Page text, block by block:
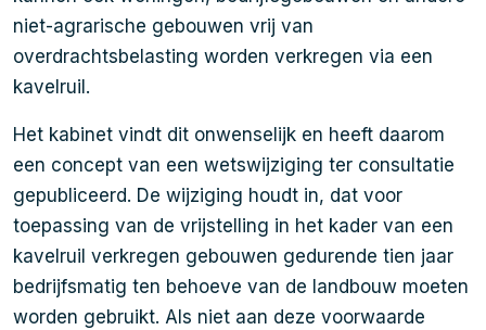
niet-agrarische gebouwen vrij van
overdrachtsbelasting worden verkregen via een
kavelruil.
Het kabinet vindt dit onwenselijk en heeft daarom
een concept van een wetswijziging ter consultatie
gepubliceerd. De wijziging houdt in, dat voor
toepassing van de vrijstelling in het kader van een
kavelruil verkregen gebouwen gedurende tien jaar
bedrijfsmatig ten behoeve van de landbouw moeten
worden gebruikt. Als niet aan deze voorwaarde